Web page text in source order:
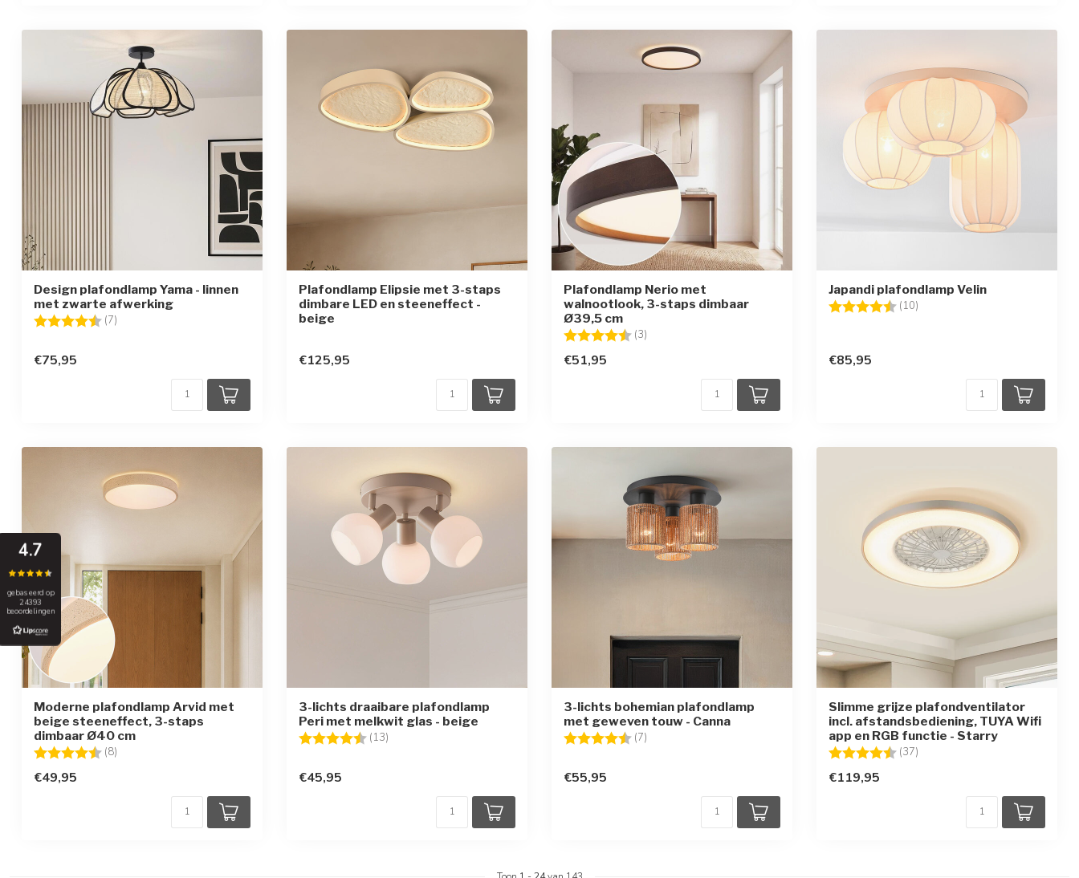
Design plafondlamp Yama - linnen
met zwarte afwerking
Beoordeling: (7)
€75,95
Plafondlamp Elipsie met 3-staps
dimbare LED en steeneffect -
beige
€125,95
Plafondlamp Nerio met
walnootlook, 3-staps dimbaar
Ø39,5 cm
Beoordeling: (3)
€51,95
Japandi plafondlamp Velin
Beoordeling: (10)
€85,95
Moderne plafondlamp Arvid met
beige steeneffect, 3-staps
dimbaar Ø40 cm
Beoordeling: (8)
€49,95
3-lichts draaibare plafondlamp
Peri met melkwit glas - beige
Beoordeling: (13)
€45,95
3-lichts bohemian plafondlamp
met geweven touw - Canna
Beoordeling: (7)
€55,95
Slimme grijze plafondventilator
incl. afstandsbediening, TUYA Wifi
app en RGB functie - Starry
Beoordeling: (37)
€119,95
4.7
gebaseerd op
24393
beoordelingen